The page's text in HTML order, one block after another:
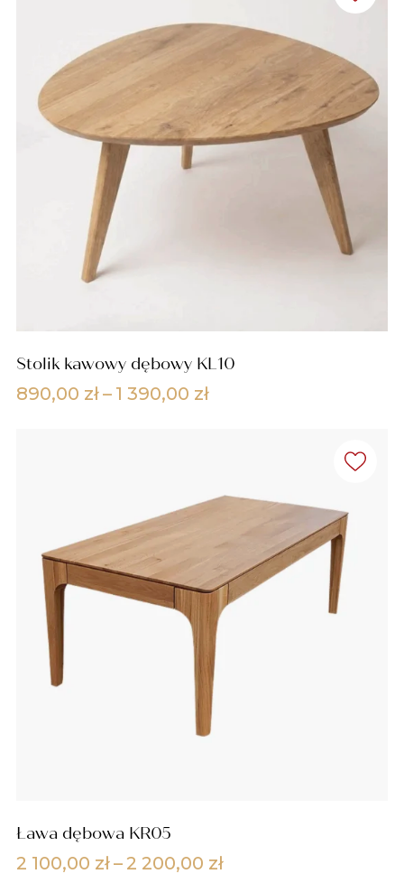
Stolik kawowy dębowy KL10
890,00 zł– 1 390,00 złZakres
do
390,00 zł
Ława dębowa KR05
2 100,00 zł– 2 200,00 złZakres